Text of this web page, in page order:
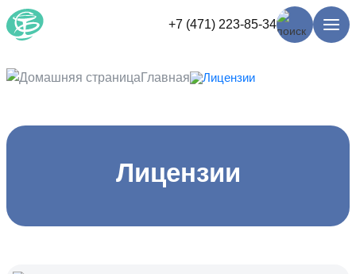
+7 (471) 223-85-34
Главная Лицензии
Лицензии